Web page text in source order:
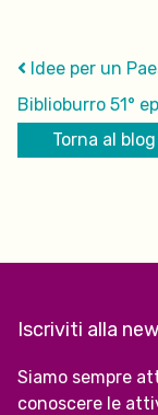
Idee per un
Torna al blog
Biblioburro 51°
Iscriviti alla
Siamo sempre
conoscere le